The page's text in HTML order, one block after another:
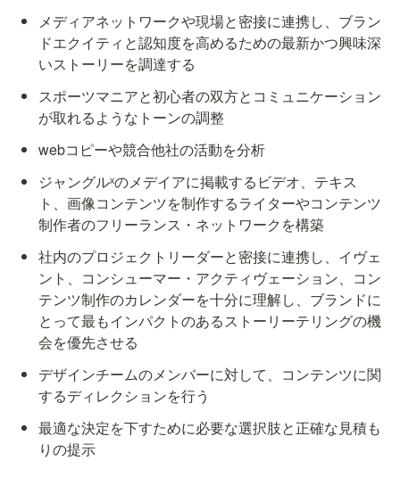
メディアネットワークや現場と密接に連携し、ブラン
ドエクイティと認知度を高めるための最新かつ興味深
いストーリーを調達する
スポーツマニアと初心者の双方とコミュニケーション
が取れるようなトーンの調整
webコピーや競合他社の活動を分析
ジャングルˣのメデイアに掲載するビデオ、テキス
ト、画像コンテンツを制作するライターやコンテンツ
制作者のフリーランス・ネットワークを構築
社内のプロジェクトリーダーと密接に連携し、イヴェ
ント、コンシューマー・アクティヴェーション、コン
テンツ制作のカレンダーを十分に理解し、ブランドに
とって最もインパクトのあるストーリーテリングの機
会を優先させる
デザインチームのメンバーに対して、コンテンツに関
するディレクションを行う
最適な決定を下すために必要な選択肢と正確な見積も
りの提示